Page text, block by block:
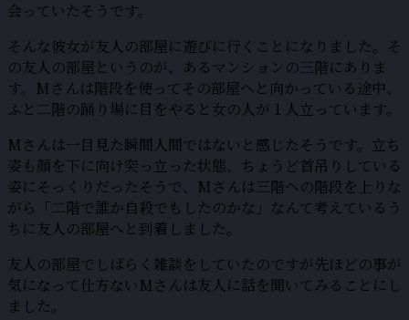
会っていたそうです。
そんな彼女が友人の部屋に遊びに行くことになりました。そ
の友人の部屋というのが、あるマンションの三階にありま
す。Mさんは階段を使ってその部屋へと向かっている途中、
ふと二階の踊り場に目をやると女の人が１人立っています。
Mさんは一目見た瞬間人間ではないと感じたそうです。立ち
姿も顔を下に向け突っ立った状態、ちょうど首吊りしている
姿にそっくりだったそうで、Mさんは三階への階段を上りな
がら「二階で誰か自殺でもしたのかな」なんて考えているう
ちに友人の部屋へと到着しました。
友人の部屋でしばらく雑談をしていたのですが先ほどの事が
気になって仕方ないMさんは友人に話を聞いてみることにし
ました。